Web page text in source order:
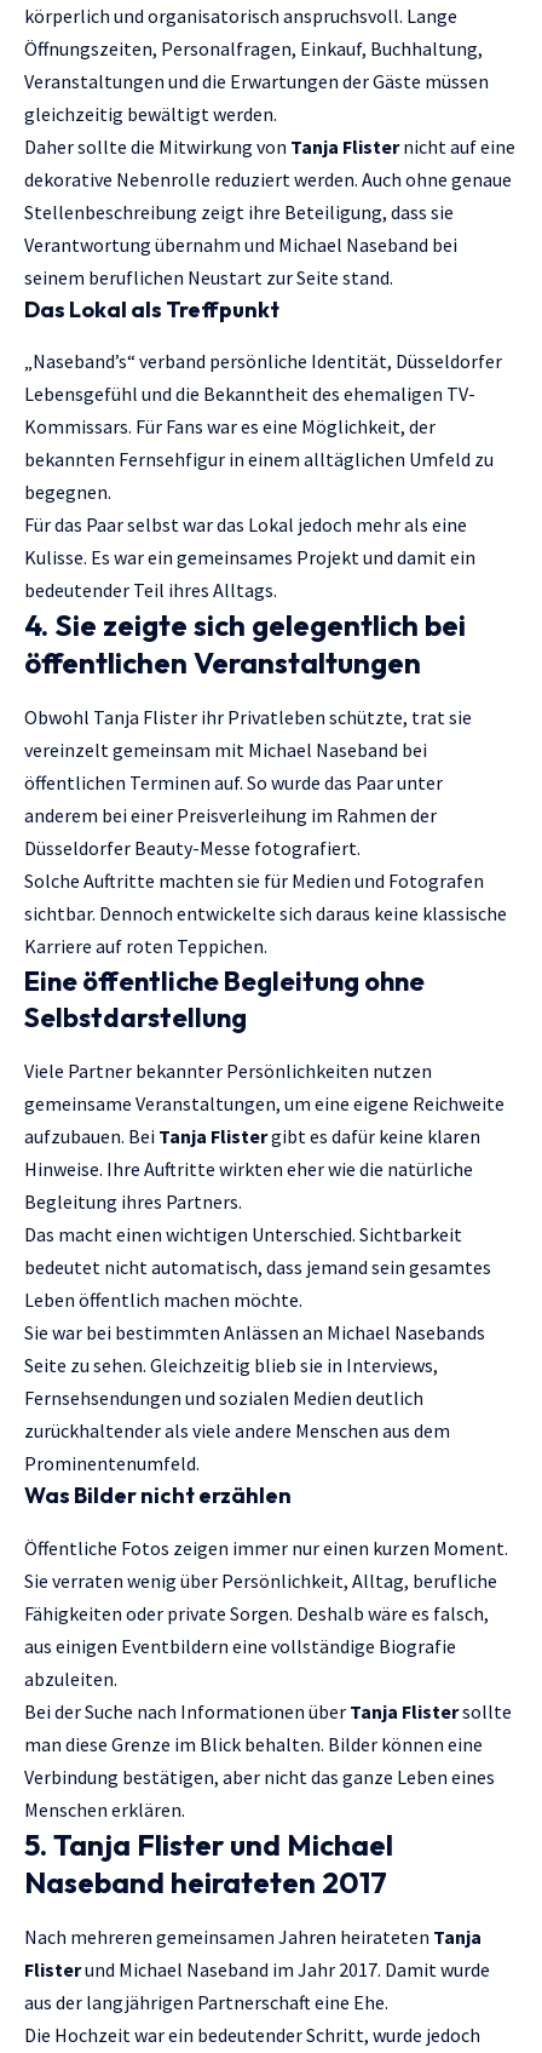
körperlich und organisatorisch anspruchsvoll. Lange
Öffnungszeiten, Personalfragen, Einkauf, Buchhaltung,
Veranstaltungen und die Erwartungen der Gäste müssen
gleichzeitig bewältigt werden.
Daher sollte die Mitwirkung von Tanja Flisternicht auf eine
dekorative Nebenrolle reduziert werden. Auch ohne genaue
Stellenbeschreibung zeigt ihre Beteiligung, dass sie
Verantwortung übernahm und Michael Naseband bei
seinem beruflichen Neustart zur Seite stand.
Das Lokal als Treffpunkt
„Naseband’s“ verband persönliche Identität, Düsseldorfer
Lebensgefühl und die Bekanntheit des ehemaligen TV-
Kommissars. Für Fans war es eine Möglichkeit, der
bekannten Fernsehfigur in einem alltäglichen Umfeld zu
begegnen.
Für das Paar selbst war das Lokal jedoch mehr als eine
Kulisse. Es war ein gemeinsames Projekt und damit ein
bedeutender Teil ihres Alltags.
4. Sie zeigte sich gelegentlich bei
öffentlichen Veranstaltungen
Obwohl Tanja Flister ihr Privatleben schützte, trat sie
vereinzelt gemeinsam mit Michael Naseband bei
öffentlichen Terminen auf. So wurde das Paar unter
anderem bei einer Preisverleihung im Rahmen der
Düsseldorfer Beauty-Messe fotografiert.
Solche Auftritte machten sie für Medien und Fotografen
sichtbar. Dennoch entwickelte sich daraus keine klassische
Karriere auf roten Teppichen.
Eine öffentliche Begleitung ohne
Selbstdarstellung
Viele Partner bekannter Persönlichkeiten nutzen
gemeinsame Veranstaltungen, um eine eigene Reichweite
aufzubauen. Bei Tanja Flistergibt es dafür keine klaren
Hinweise. Ihre Auftritte wirkten eher wie die natürliche
Begleitung ihres Partners.
Das macht einen wichtigen Unterschied. Sichtbarkeit
bedeutet nicht automatisch, dass jemand sein gesamtes
Leben öffentlich machen möchte.
Sie war bei bestimmten Anlässen an Michael Nasebands
Seite zu sehen. Gleichzeitig blieb sie in Interviews,
Fernsehsendungen und sozialen Medien deutlich
zurückhaltender als viele andere Menschen aus dem
Prominentenumfeld.
Was Bilder nicht erzählen
Öffentliche Fotos zeigen immer nur einen kurzen Moment.
Sie verraten wenig über Persönlichkeit, Alltag, berufliche
Fähigkeiten oder private Sorgen. Deshalb wäre es falsch,
aus einigen Eventbildern eine vollständige Biografie
abzuleiten.
Bei der Suche nach Informationen über Tanja Flistersollte
man diese Grenze im Blick behalten. Bilder können eine
Verbindung bestätigen, aber nicht das ganze Leben eines
Menschen erklären.
5. Tanja Flister und Michael
Naseband heirateten 2017
Nach mehreren gemeinsamen Jahren heirateten Tanja
Flisterund Michael Naseband im Jahr 2017. Damit wurde
aus der langjährigen Partnerschaft eine Ehe.
Die Hochzeit war ein bedeutender Schritt, wurde jedoch